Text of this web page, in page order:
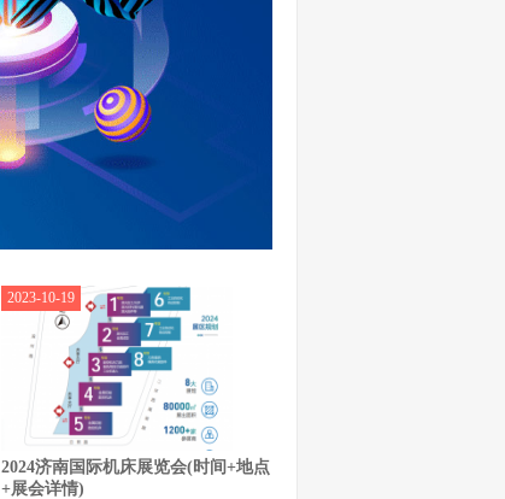
2024济南国际机床展览会(时间+地点
+展会详情)
2023-10-19